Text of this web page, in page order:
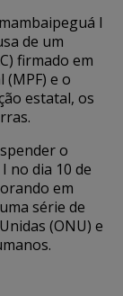
I
de um
firmado em
e o
estatal, os
o
no dia 10 de
em
série de
(ONU) e